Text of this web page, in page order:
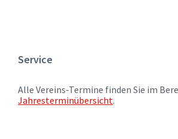
Service
Alle Vereins-Termine finden Sie im
Jahresterminübersicht.